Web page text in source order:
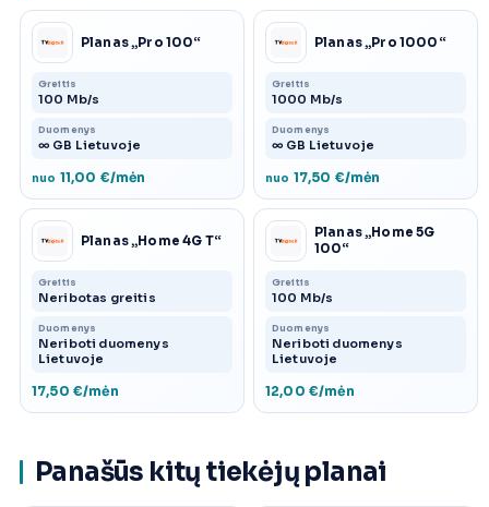
Planas „Pro 100“
Greitis
100 Mb/s
Duomenys
∞ GB Lietuvoje
nuo 11,00 €/mėn
Planas „Pro 1000“
Greitis
1000 Mb/s
Duomenys
∞ GB Lietuvoje
nuo 17,50 €/mėn
Planas „Home 4G T“
Greitis
Neribotas greitis
Duomenys
Neriboti duomenys
Lietuvoje
17,50 €/mėn
Planas „Home 5G
100“
Greitis
100 Mb/s
Duomenys
Neriboti duomenys
Lietuvoje
12,00 €/mėn
Panašūs kitų tiekėjų planai